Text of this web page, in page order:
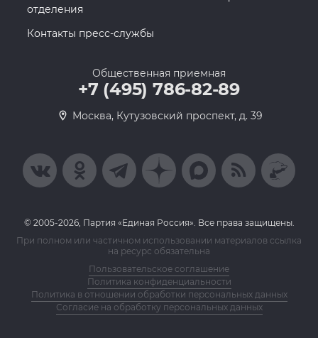
отделения
Контакты пресс-службы
Общественная приемная
+7 (495) 786-82-89
Москва, Кутузовский проспект, д. 39
© 2005-2026, Партия «Единая Россия». Все права защищены.
При полном или частичном использовании материалов ссылка
на ресурс обязательна
Пользовательское соглашение
Политика конфиденциальности
Политика в отношении обработки персональных данных
Согласие на обработку персональных данных